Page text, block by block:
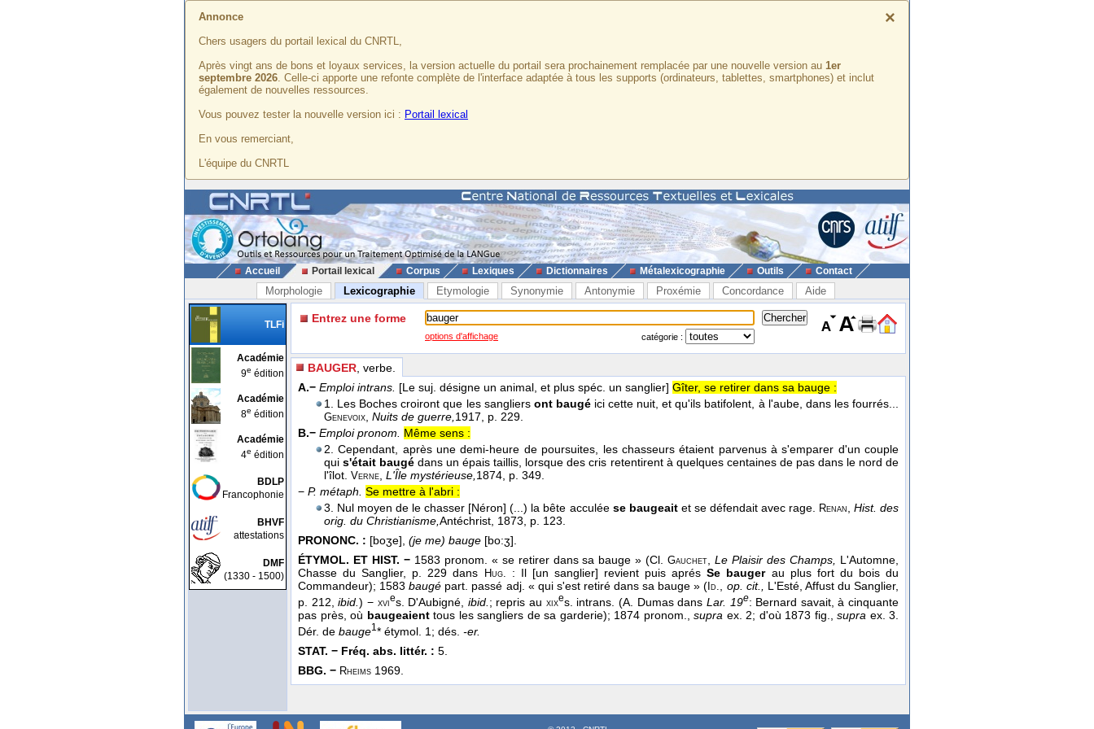
×
Annonce
Chers usagers du portail lexical du CNRTL,
Après vingt ans de bons et loyaux services, la version actuelle du portail sera prochainement remplacée par une nouvelle version au 1er
septembre 2026. Celle-ci apporte une refonte complète de l'interface adaptée à tous les supports (ordinateurs, tablettes, smartphones) et inclut
également de nouvelles ressources.
Vous pouvez tester la nouvelle version ici : Portail lexical
En vous remerciant,
L'équipe du CNRTL
Accueil Portail lexical Corpus Lexiques Dictionnaires Métalexicographie Outils Contact
Morphologie Lexicographie Etymologie Synonymie Antonymie Proxémie Concordance Aide
TLFi
Académie
9e édition
Académie
8e édition
Académie
4e édition
BDLP
Francophonie
BHVF
attestations
DMF
(1330 - 1500)
Entrez une forme
options d'affichage catégorie :
BAUGER , verbe.
A.− Emploi intrans. [Le suj. désigne un animal, et plus spéc. un sanglier] Gîter, se retirer dans sa bauge :
1. Les Boches croiront que les sangliers ont baugéici cette nuit, et qu'ils batifolent, à l'aube, dans les fourrés...
Genevoix, Nuits de guerre,1917, p. 229.
B.− Emploi pronom. Même sens :
2. Cependant, après une demi-heure de poursuites, les chasseurs étaient parvenus à s'emparer d'un couple
quis'était baugé dans un épais taillis, lorsque des cris retentirent à quelques centaines de pas dans le nord de
l'îlot. Verne, L'Île mystérieuse,1874, p. 349.
− P. métaph. Se mettre à l'abri :
3. Nul moyen de le chasser [Néron] (...) la bête acculée se baugeaitet se défendait avec rage. Renan, Hist. des
orig. du Christianisme,Antéchrist, 1873, p. 123.
PRONONC. : [boʒe], (je me) bauge [bo:ʒ].
ÉTYMOL. ET HIST. −1583 pronom. « se retirer dans sa bauge » (Cl.Gauchet,Le Plaisir des Champs, L'Automne,
Chasse du Sanglier, p. 229 dans
Hug. : Il [un sanglier] revient puis aprésSe baugerau plus fort du bois du
Commandeur); 1583baugé part. passé adj. « qui s'est retiré dans sa bauge » ( Id., op. cit., L'Esté, Affust du Sanglier,
p. 212,ibid.) − xvies. D'Aubigné, ibid. ; repris au xixes. intrans. (A. Dumas dans Lar. 19e: Bernard savait, à cinquante
pas près, où baugeaienttous les sangliers de sa garderie); 1874 pronom., supra ex. 2; d'où 1873 fig., supra ex. 3.
Dér. de bauge1 * étymol. 1; dés. -er.
STAT. − Fréq. abs. littér. : 5.
BBG. − Rheims 1969.